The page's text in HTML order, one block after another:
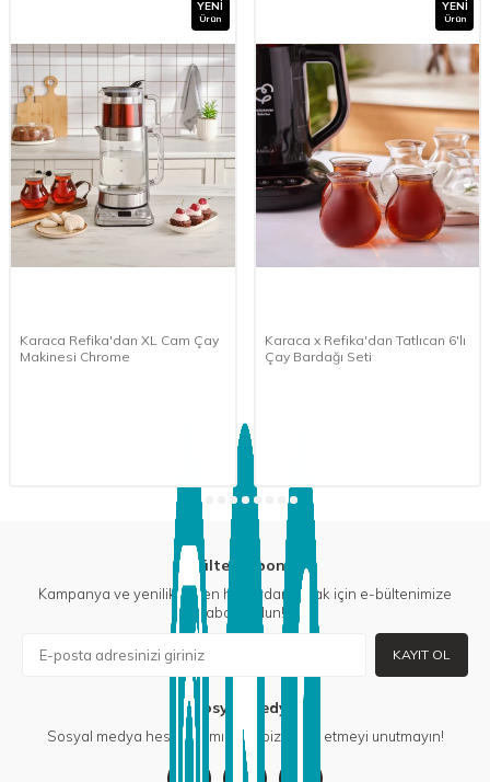
YENI
Ürün
Karaca Refika'dan XL Cam Çay
Makinesi Chrome
YENI
Ürün
Karaca x Refika'dan Tatlıcan 6'lı
Çay Bardağı Seti
E-Bülten Aboneliği
Kampanya ve yeniliklerden haberdar olmak için e-bültenimize
abone olun!
KAYIT OL
Sosyal Medya
Sosyal medya hesaplarımızdan bizi takip etmeyi unutmayın!